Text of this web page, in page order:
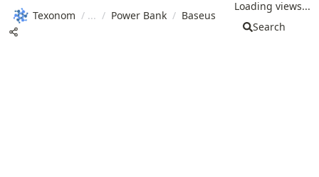
Texonom / / Power Bank / Baseus
Loading views...
Search